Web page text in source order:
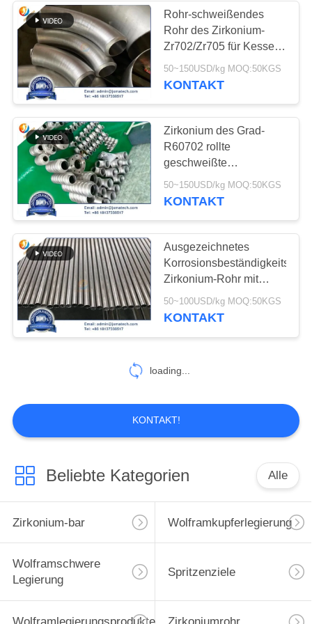
Zirkonium-Platte
9
Flansch und Fitting
18
Molybdän-Produkte
103
Rohr-schweißendes
Rohr des Zirkonium-
Zr702/Zr705 für Kessel-
Druckbehälter-
Ausrüstung
50~150USD/kg MOQ:50KGS
KONTAKT
Zirkonium des Grad-
R60702 rollte
geschweißte
Zustimmung des Rohr-
R60704 R60705
50~150USD/kg MOQ:50KGS
KONTAKT
Ausgezeichnetes
Korrosionsbeständigkeits-
Zirkonium-Rohr mit
Wirbelstrom und
Ultraschallprüfung
50~100USD/kg MOQ:50KGS
KONTAKT
loading...
KONTAKT!
Beliebte Kategorien Alle
Zirkonium-bar Wolframkupferlegierung
Wolframschwere
Legierung
Spritzenziele